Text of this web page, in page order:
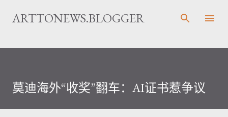
跳至主要内容
ARTTONEWS.BLOGGER
莫迪海外“收奖”翻车：AI证书惹争议